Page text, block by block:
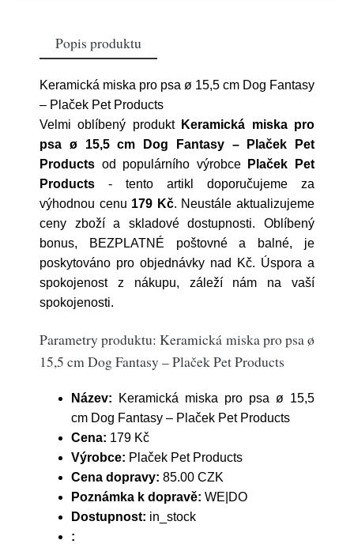
Popis produktu
Keramická miska pro psa ø 15,5 cm Dog Fantasy
– Plaček Pet Products
Velmi oblíbený produkt Keramická miska pro
psa ø 15,5 cm Dog Fantasy – Plaček Pet
Products od populárního výrobce
Plaček Pet
Products - tento artikl doporučujeme za
výhodnou cenu 179 Kč. Neustále aktualizujeme
ceny zboží a skladové dostupnosti. Oblíbený
bonus, BEZPLATNÉ poštovné a balné, je
poskytováno pro objednávky nad Kč. Úspora a
spokojenost z nákupu, záleží nám na vaší
spokojenosti.
Parametry produktu: Keramická miska pro psa ø
15,5 cm Dog Fantasy – Plaček Pet Products
Název: Keramická miska pro psa ø 15,5
cm Dog Fantasy – Plaček Pet Products
Cena: 179 Kč
Výrobce: Plaček Pet Products
Cena dopravy: 85.00 CZK
Poznámka k dopravě: WE|DO
Dostupnost: in_stock
: